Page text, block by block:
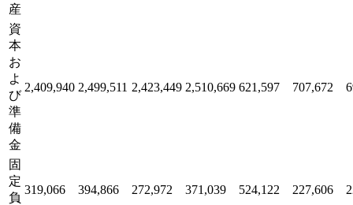
産
資
本
お
よ
び
準
備
金
2,409,940 2,499,511 2,423,449 2,510,669 621,597 707,672
固
定
負
319,066 394,866 272,972 371,039 524,122 227,606